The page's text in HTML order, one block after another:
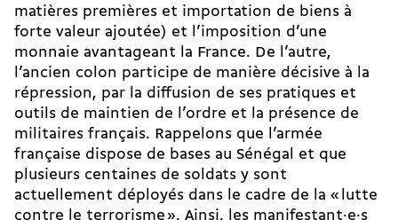
matières premières et importation de biens à
forte valeur ajoutée) et l’imposition d’une
monnaie avantageant la France. De l’autre,
l’ancien colon participe de manière décisive à la
répression, par la diffusion de ses pratiques et
outils de maintien de l’ordre et la présence de
militaires français. Rappelons que l’armée
française dispose de bases au Sénégal et que
plusieurs centaines de soldats y sont
actuellement déployés dans le cadre de la « lutte
contre le terrorisme ». Ainsi, les manifestant·e·s